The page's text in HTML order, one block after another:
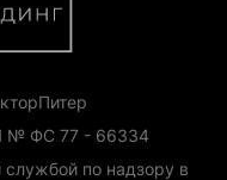
№ ФС 77 - 66334
по надзору в